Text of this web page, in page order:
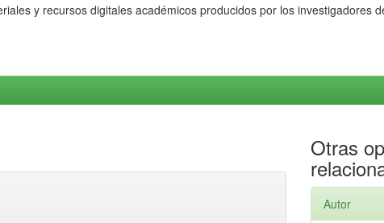
y recursos digitales académicos producidos por los investigadores
Otras
Autor